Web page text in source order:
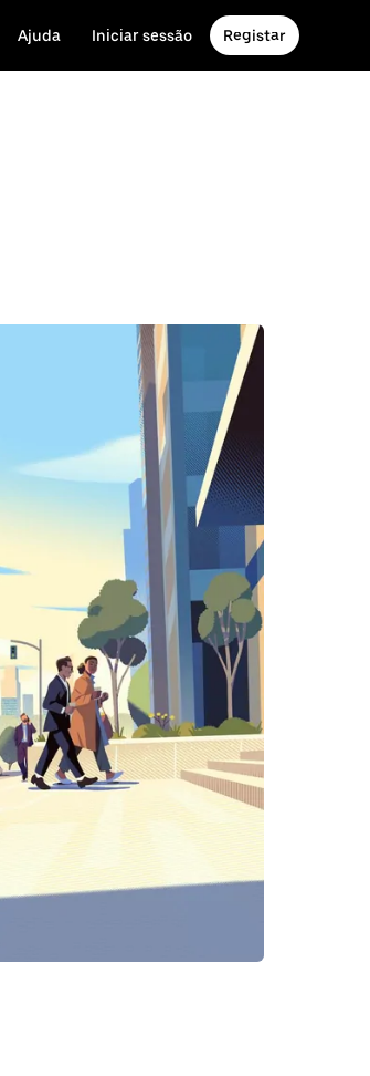
Ajuda Iniciar sessão Registar